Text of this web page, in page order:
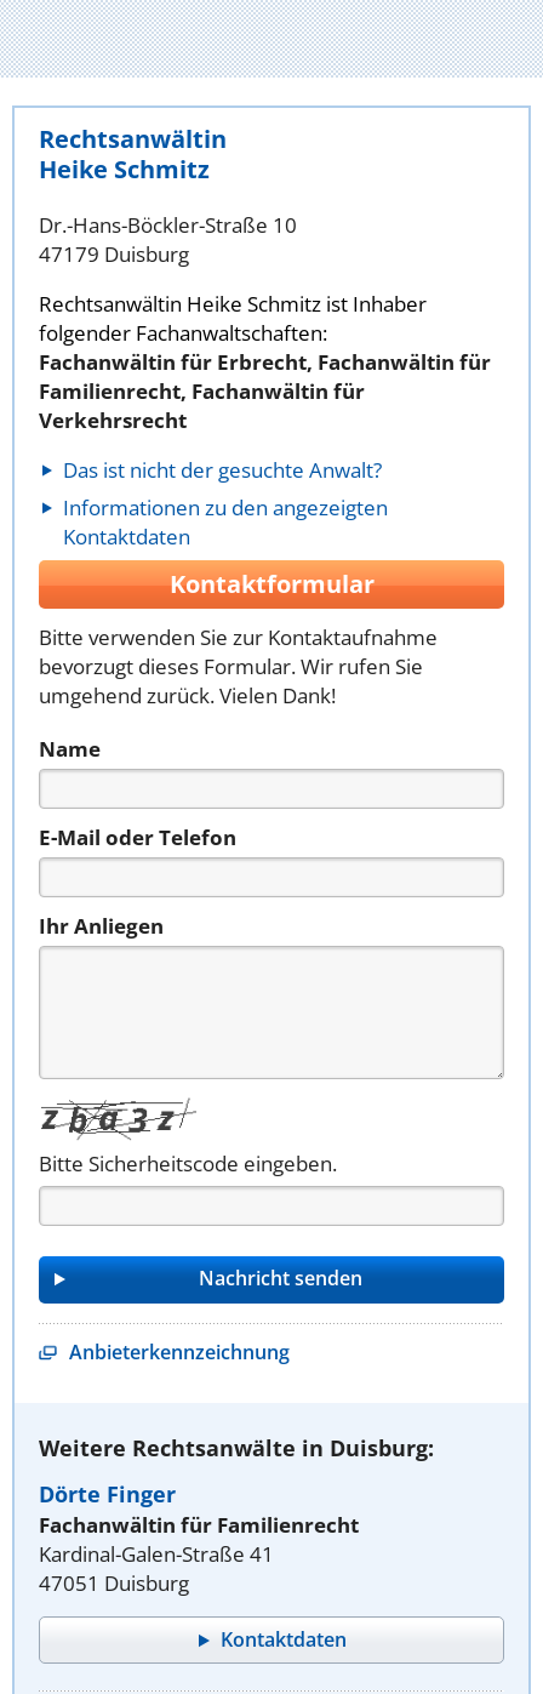
Rechtsanwältin
Heike Schmitz
Dr.-Hans-Böckler-Straße 10
47179 Duisburg
Rechtsanwältin Heike Schmitz ist Inhaber
folgender Fachanwaltschaften:
Fachanwältin für Erbrecht, Fachanwältin für
Familienrecht, Fachanwältin für
Verkehrsrecht
Das ist nicht der gesuchte Anwalt?
Informationen zu den angezeigten
Kontaktdaten
Kontaktformular
Bitte verwenden Sie zur Kontaktaufnahme
bevorzugt dieses Formular. Wir rufen Sie
umgehend zurück. Vielen Dank!
Name
E-Mail oder Telefon
Ihr Anliegen
Bitte Sicherheitscode eingeben.
Anbieterkennzeichnung
Weitere Rechtsanwälte in Duisburg:
Dörte Finger
Fachanwältin für Familienrecht
Kardinal-Galen-Straße 41
47051 Duisburg
Kontaktdaten